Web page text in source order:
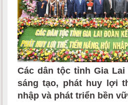
Các dân tộc tỉnh Gia
sáng tạo, phát huy lợi
nhập và phát triển bền